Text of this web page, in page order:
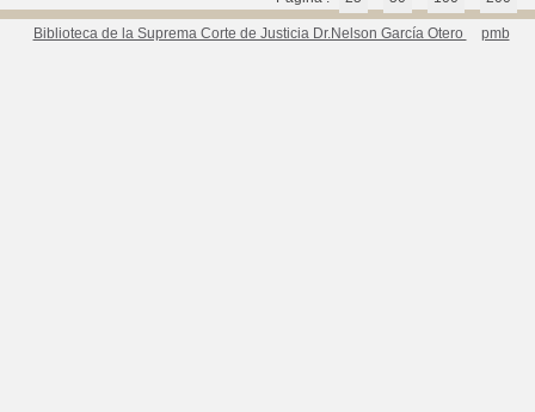
Biblioteca de la Suprema Corte de Justicia Dr.Nelson García Otero pmb